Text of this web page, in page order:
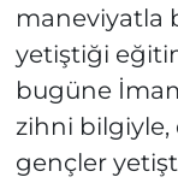
maneviyatla
yetiştiği
bugüne
zihni bilgiyle,
gençler